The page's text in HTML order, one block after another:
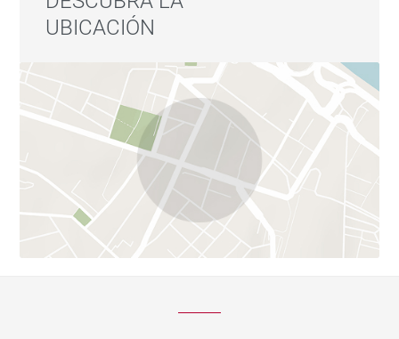
UBICACIÓN